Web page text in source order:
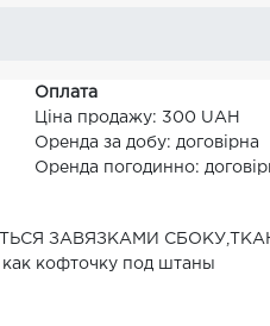
Оплата
Ціна продажу: 300 UAH
Оренда за добу: договірна
Оренда погодинно:
ЗАВЯЗКАМИ
кофточку под штаны